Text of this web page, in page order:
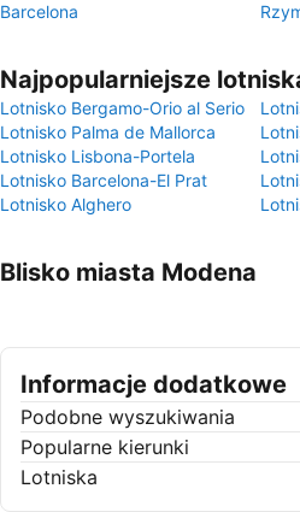
Barcelona
Najpopularniejsze
Lotnisko Bergamo-Orio al Serio
Lotnisko Palma de Mallorca
Lotnisko Lisbona-Portela
Lotnisko Barcelona-El Prat
Lotnisko Alghero
Blisko miasta Modena
Informacje dodatkowe
Podobne wyszukiwania
Popularne kierunki
Lotniska